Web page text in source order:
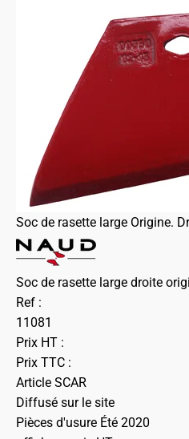
Soc de rasette large Origine.
Soc de rasette large droite
Ref :
11081
Prix HT :
Prix TTC :
Article SCAR
Diffusé sur le site
Pièces d'usure Été 2020